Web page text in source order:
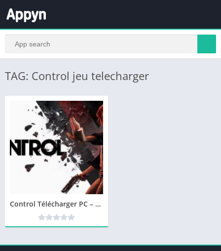
TAG: Control jeu telecharger
Control Télécharger PC – Version complète du jeu